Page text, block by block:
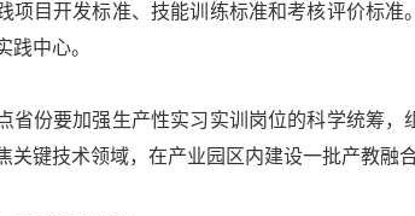
项目开发标准、技能训练标准和考核评价标
践中心。
份要加强生产性实习实训岗位的科学统筹，
关键技术领域，在产业园区内建设一批产教融